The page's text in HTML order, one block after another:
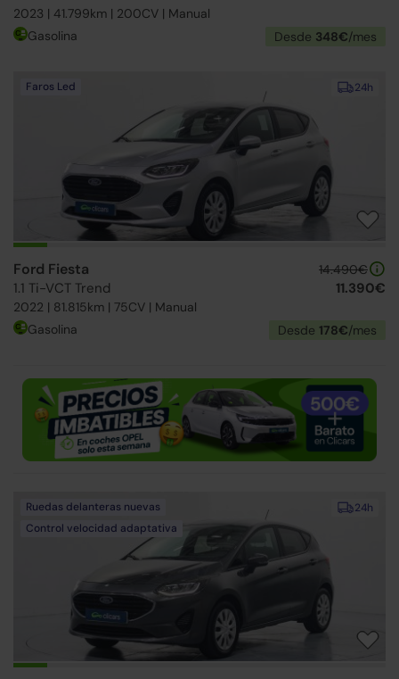
2023 | 41.799km | 200CV | Manual
Gasolina Desde 348€/mes
24h
Faros Led
Ford Fiesta
1.1 Ti-VCT Trend
2022 | 81.815km | 75CV | Manual
14.490€
11.390€
Gasolina Desde 178€/mes
24h
Ruedas delanteras nuevas
Control velocidad adaptativa